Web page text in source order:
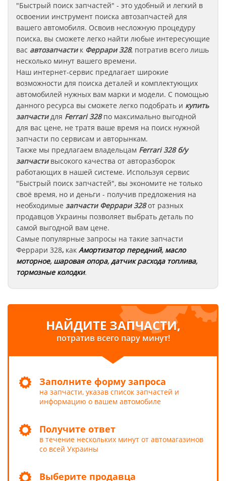
"Быстрый поиск запчастей" - это удобный и легкий в
освоении инструмент поиска автозапчастей для
вашего автомобиля. Освоив несложную процедуру
поиска, вы сможете легко найти любые интересующие
вас автозапчастик Феррари 328, потратив всего лишь
несколько минут вашего времени.
Наш интернет-сервис предлагает широкие
возможности для поиска деталей и комплектующих
автомобилей нужных вам марки и модели. С помощью
данного ресурса вы сможете легко подобрать и купить
запчастидля Ferrari 328по максимально выгодной
для вас цене, не тратя ваше время на поиск нужной
запчасти по сервисам и авторынкам.
Также мы предлагаем владельцам Ferrari 328б/у
запчастивысокого качества от авторазборок
работающих в нашей системе. Используя сервис
"Быстрый поиск запчастей", вы экономите не только
своё время, но и деньги - получив предложения на
необходимые запчастиФеррари 328от разных
продавцов Украины позволяет выбрать деталь по
самой выгодной вам цене.
Самые популярные запросы на такие запчасти
Феррари 328, как Амортизатор передний, масло
моторное, шаровая опора,датчик расхода топлива,
тормозные колодки.
НАЙДИТЕ ЗАПЧАСТИ,
потратив всего пару минут!
Заполните форму запроса
на запчасти, указав список запчастей и
информацию о вашем автомобиле
Получите ответ
в течение нескольких минут от автомагазинов
со всей Украины
Выберите продавца